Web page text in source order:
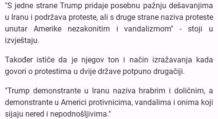
"S jedne strane Trump pridaje posebnu pažnju dešavanjima
u Iranu i podržava proteste, ali s druge strane naziva proteste
unutar Amerike nezakonitim i vandalizmom" - stoji u
izvještaju.
Također ističe da je njegov ton i način izražavanja kada
govori o protestima u dvije države potpuno drugačiji.
"Trump demonstrante u Iranu naziva hrabrim i doličnim, a
demonstrante u Americi protivnicima, vandalima i onima koji
sijaju nered i nepodnošljivima."